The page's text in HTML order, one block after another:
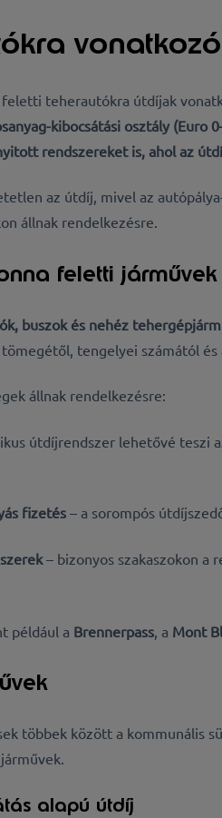
feletti teherautókra útdíjak
kibocsátási osztály (Euro
rendszereketis, ahol az
az útdíj, mivel az
állnak rendelkezésre.
feletti járművek
buszok és nehéz
tengelyei számától és
állnak rendelkezésre:
útdíjrendszer lehetővé teszi
fizetés– a sorompós
– bizonyos szakaszokon a
például a Brennerpass , a Mont
többek között a kommunális
.
alapú útdíj